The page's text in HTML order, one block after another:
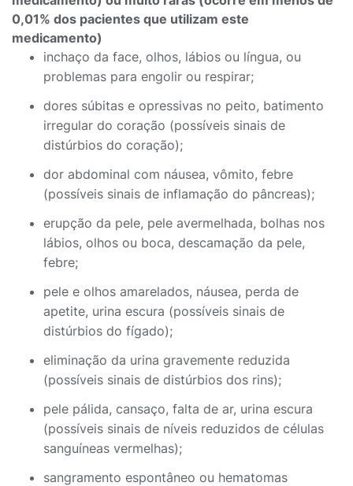
0,01% dos pacientes que utilizam este
medicamento)
inchaço da face, olhos, lábios ou língua, ou
problemas para engolir ou respirar;
dores súbitas e opressivas no peito, batimento
irregular do coração (possíveis sinais de
distúrbios do coração);
dor abdominal com náusea, vômito, febre
(possíveis sinais de inflamação do pâncreas);
erupção da pele, pele avermelhada, bolhas nos
lábios, olhos ou boca, descamação da pele,
febre;
pele e olhos amarelados, náusea, perda de
apetite, urina escura (possíveis sinais de
distúrbios do fígado);
eliminação da urina gravemente reduzida
(possíveis sinais de distúrbios dos rins);
pele pálida, cansaço, falta de ar, urina escura
(possíveis sinais de níveis reduzidos de células
sanguíneas vermelhas);
sangramento espontâneo ou hematomas